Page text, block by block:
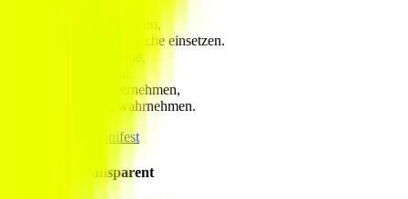
Menschen ,
die sich für eine gute Sache einsetzen.
Unternehmen,
die Verantwortung wahrnehmen.
Das Gooding-Manifest
Gooding ist transparent